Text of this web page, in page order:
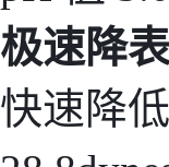
极速降
快速降